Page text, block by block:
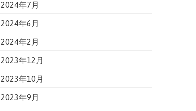
2024年7月
2024年6月
2024年2月
2023年12月
2023年10月
2023年9月